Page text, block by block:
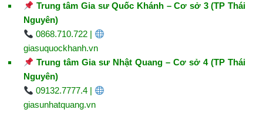
Trung tâm Gia sư Quốc Khánh – Cơ sở 3 (TP Thái
Nguyên)
0868.710.722 |
giasuquockhanh.vn
Trung tâm Gia sư Nhật Quang – Cơ sở 4 (TP Thái
Nguyên)
09132.7777.4 |
giasunhatquang.vn